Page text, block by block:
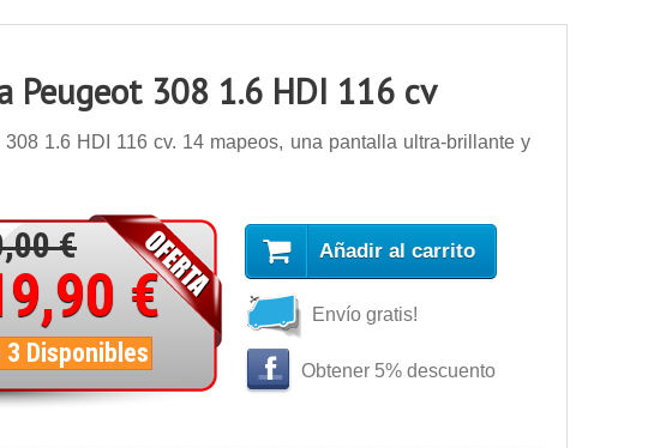
Peugeot 308 1.6 HDI 116 cv
1.6 HDI 116 cv. 14 mapeos, una pantalla ultra-brillante y
€
€
3 Disponibles
Añadir al carrito
Envío gratis!
Obtener 5% descuento